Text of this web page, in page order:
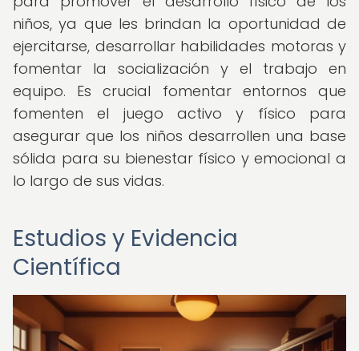
niños, ya que les brindan la oportunidad de
ejercitarse, desarrollar habilidades motoras y
fomentar la socialización y el trabajo en
equipo. Es crucial fomentar entornos que
fomenten el juego activo y físico para
asegurar que los niños desarrollen una base
sólida para su bienestar físico y emocional a
lo largo de sus vidas.
Estudios y Evidencia
Científica